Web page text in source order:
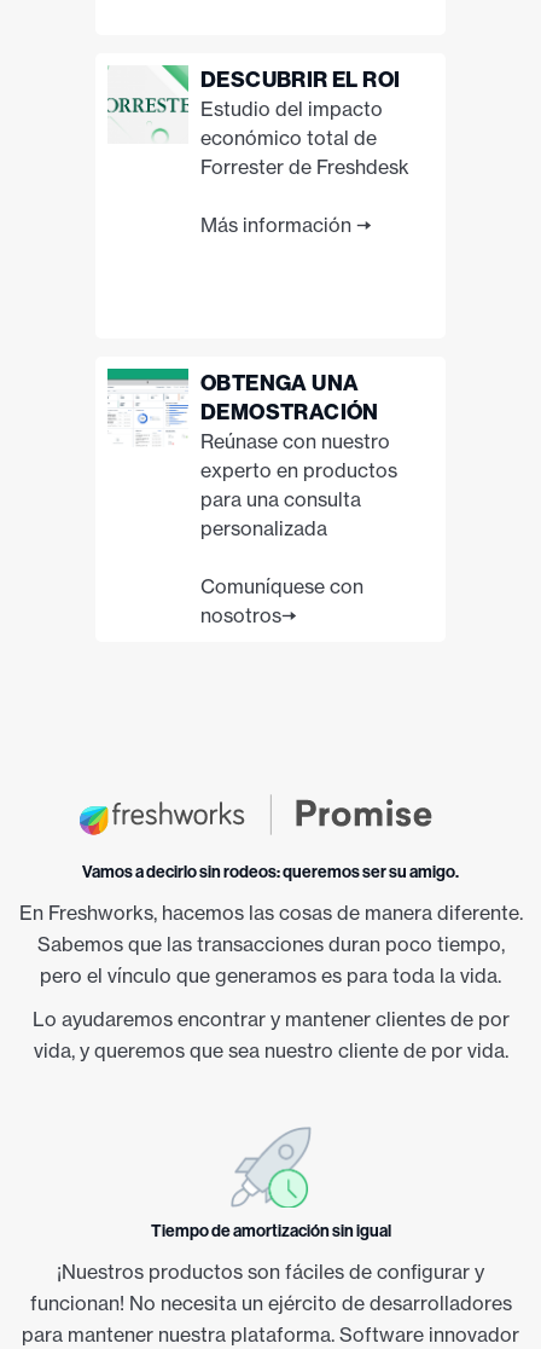
DESCUBRIR EL ROI
Estudio del impacto
económico total de
Forrester de Freshdesk
Más información 🠆
OBTENGA UNA
DEMOSTRACIÓN
Reúnase con nuestro
experto en productos
para una consulta
personalizada
Comuníquese con
nosotros🠆
Vamos a decirlo sin rodeos: queremos ser su amigo.
En Freshworks, hacemos las cosas de manera diferente.
Sabemos que las transacciones duran poco tiempo,
pero el vínculo que generamos es para toda la vida.
Lo ayudaremos encontrar y mantener clientes de por
vida, y queremos que sea nuestro cliente de por vida.
Tiempo de amortización sin igual
¡Nuestros productos son fáciles de configurar y
funcionan! No necesita un ejército de desarrolladores
para mantener nuestra plataforma. Software innovador